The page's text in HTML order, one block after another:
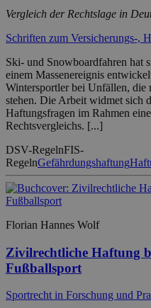
Vergleich der Rechtslage in
Schriften zum Versicherungs-,
Ski- und Snowboardfahren hat
einem Massenereignis
Wintersportler bei Unfällen, die
stehen. Die Arbeit widmet sich
Haftungsfragen im Rahmen
Rechtsvergleichs. [...]
DSV-RegelnFIS-
RegelnGefährdungshaftung
Florian Hannes Wolf
Zivilrechtliche Haftung
Fußballsport
Sportrecht in Forschung und